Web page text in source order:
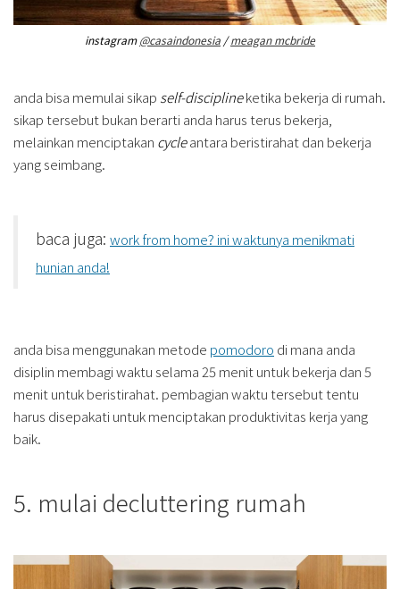
instagram@casaindonesia /meagan mcbride
anda bisa memulai sikap self-disciplineketika bekerja di rumah.
sikap tersebut bukan berarti anda harus terus bekerja,
melainkan menciptakan cycleantara beristirahat dan bekerja
yang seimbang.
baca juga: work from home? ini waktunya menikmati
hunian anda!
anda bisa menggunakan metode pomodoro di mana anda
disiplin membagi waktu selama 25 menit untuk bekerja dan 5
menit untuk beristirahat. pembagian waktu tersebut tentu
harus disepakati untuk menciptakan produktivitas kerja yang
baik.
5. mulai decluttering rumah